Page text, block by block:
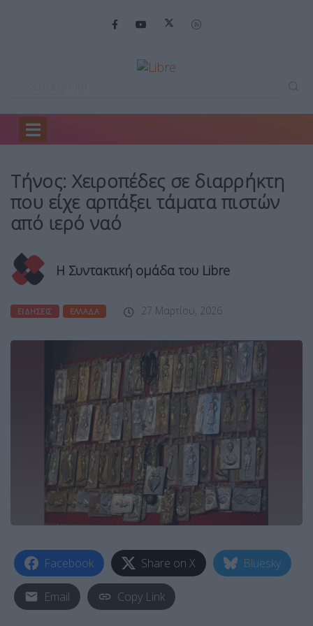
Home
Τήνος: Χειροπέδες σε διαρρήκτη
που είχε αρπάξει τάματα πιστών
από ιερό ναό
Η Συντακτική ομάδα του Libre
ΕΙΔΉΣΕΙΣ ΕΛΛΆΔΑ 27 Μαρτίου, 2026
Facebook Share on X Bluesky
Email Copy Link